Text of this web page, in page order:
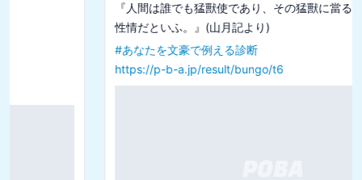
『人間は誰でも猛獸使であり、その猛獸に當るのが、各人の
性情だといふ。』(山月記より)
あなたを文豪で例える診断
https://p-b-a.jp/result/bungo/t6